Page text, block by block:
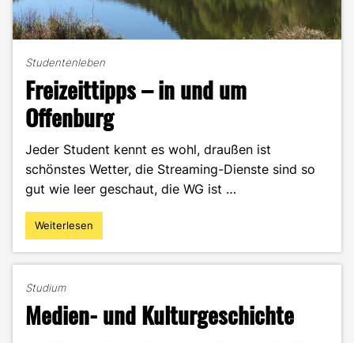
Studentenleben
Freizeittipps – in und um
Offenburg
Jeder Student kennt es wohl, draußen ist
schönstes Wetter, die Streaming-Dienste sind so
gut wie leer geschaut, die WG ist …
"Freizeittipps
–
um
Offenburg"
Weiterlesen
Studium
Medien- und Kulturgeschichte